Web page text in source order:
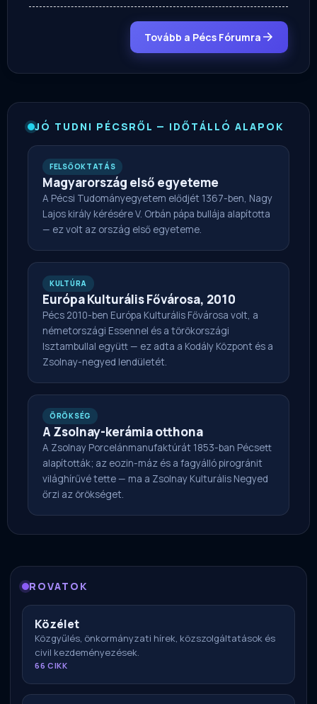
Tovább a Pécs Fórumra
JÓ TUDNI PÉCSRŐL — IDŐTÁLLÓ ALAPOK
FELSŐOKTATÁS
Magyarország első egyeteme
A Pécsi Tudományegyetem elődjét 1367-ben, Nagy
Lajos király kérésére V. Orbán pápa bullája alapította
— ez volt az ország első egyeteme.
KULTÚRA
Európa Kulturális Fővárosa, 2010
Pécs 2010-ben Európa Kulturális Fővárosa volt, a
németországi Essennel és a törökországi
Isztambullal együtt — ez adta a Kodály Központ és a
Zsolnay-negyed lendületét.
ÖRÖKSÉG
A Zsolnay-kerámia otthona
A Zsolnay Porcelánmanufaktúrát 1853-ban Pécsett
alapították; az eozin-máz és a fagyálló pirogránit
világhírűvé tette — ma a Zsolnay Kulturális Negyed
őrzi az örökséget.
ROVATOK
Közélet
Közgyűlés, önkormányzati hírek, közszolgáltatások és
civil kezdeményezések.
66 CIKK